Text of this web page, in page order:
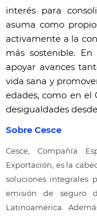
interés para
asuma como
activamente a la
más sostenible.
apoyar avances
vida sana y
edades, como en el
desigualdades
Sobre Cesce
Cesce, Compañía
Exportación, es la
soluciones integrales
emisión de seguro
Latinoamérica.